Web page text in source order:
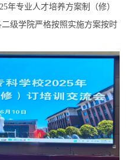
专业人才培养方案制（修）
级学院严格按照实施方案按时